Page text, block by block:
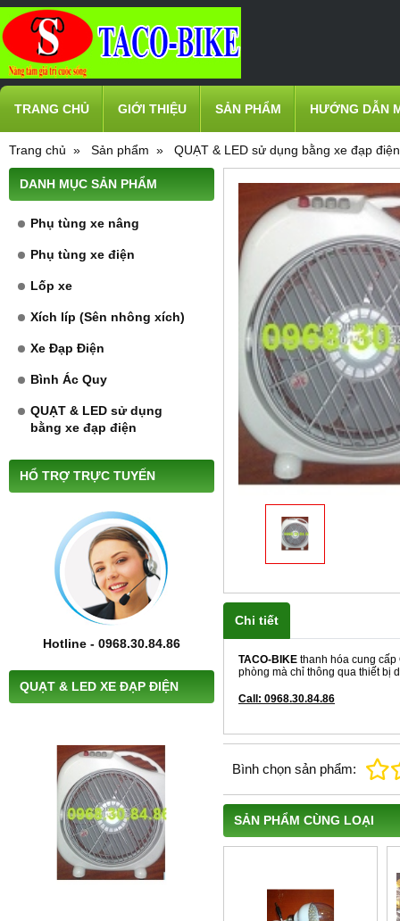
TRANG CHỦ GIỚI THIỆU SẢN PHẨM HƯỚNG DẪN
Trang chủ Sản phẩm QUẠT & LED sử dụng bằng xe đạp điện
DANH MỤC SẢN PHẨM
Phụ tùng xe nâng
Phụ tùng xe điện
Lốp xe
Xích líp (Sên nhông xích)
Xe Đạp Điện
Bình Ác Quy
QUẠT & LED sử dụng
bằng xe đạp điện
HỔ TRỢ TRỰC TUYẾN
Hotline - 0968.30.84.86
QUẠT & LED XE ĐẠP ĐIỆN
Chi tiết
TACO-BIKE thanh hóa cung
phòng mà chỉ thông qua thiết bị
Call: 0968.30.84.86
Bình chọn sản phẩm:
SẢN PHẨM CÙNG LOẠI